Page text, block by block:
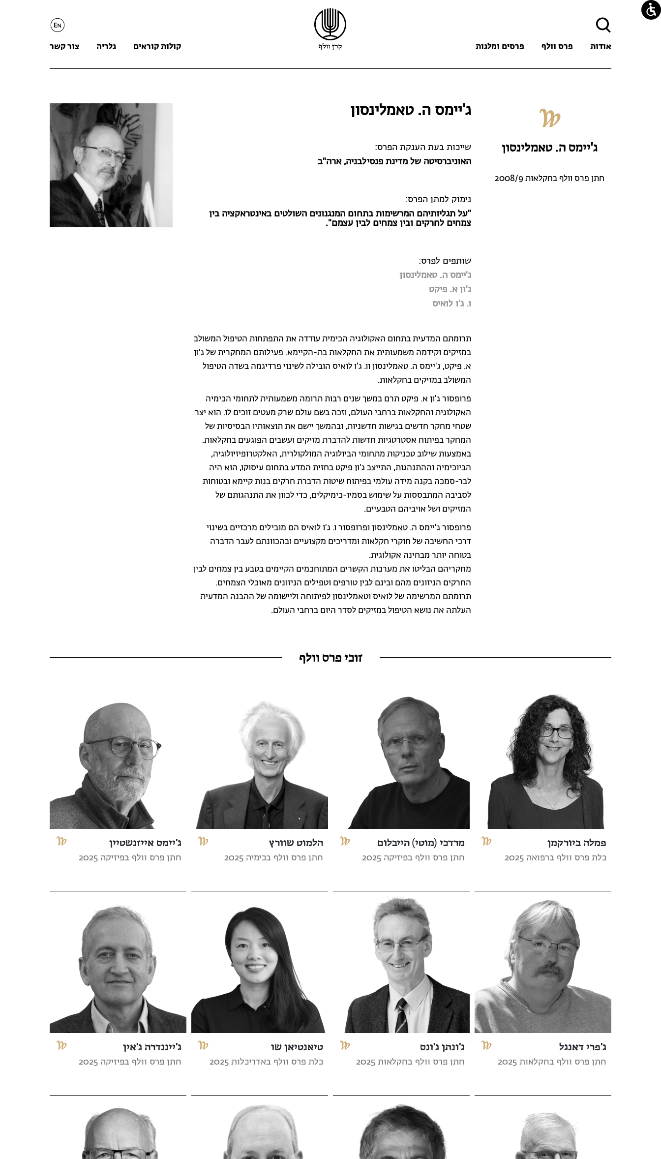
חיפוש: English
אודות פרס וולף פרסים ומלגות צור קשר גלריה קולות קוראים
ג'יימס ה. טאמלינסון
חתן פרס וולף בחקלאות 2008/9
ג'יימס ה. טאמלינסון
שייכות בעת הענקת הפרס:
האוניברסיטה של מדינת פנסילבניה,ארה"ב
נימוק למתן הפרס:
"על תגליותיהם המרשימות בתחום המנגנונים השולטים באינטראקציה בין
צמחים לחרקים ובין צמחים לבין עצמם".
שותפים לפרס:
ג'יימס ה. טאמלינסון
ג'ון א. פיקט
ו. ג'ו לואיס
תרומתם המדעית בתחום האקולוגיה הכימית עודדה את התפתחות הטיפול המשולב
במזיקים וקידמה משמעותית את החקלאות בת-הקיימא. פעילותם המחקרית של ג'ון
א. פיקט, ג'יימס ה. טאמלינסון וו. ג'ו לואיס הובילה לשינוי פרדיגמה בשדה הטיפול
המשולב במזיקים בחקלאות.
פרופסור ג'ון א. פיקט תרם במשך שנים רבות תרומה משמעותית לתחומי הכימיה
האקולוגית והחקלאות ברחבי העולם, וזכה בשם עולם שרק מעטים זוכים לו. הוא יצר
שטחי מחקר חדשים בגישות חדשניות, ובהמשך יישם את תוצאותיו הבסיסיות של
המחקר בפיתוח אסטרטגיות חדשות להדברת מזיקים ועשבים הפוגעים בחקלאות.
באמצעות שילוב טכניקות מתחומי הביולוגיה המולקולרית, האלקטרופיזיולוגיה,
הביוכימיה וההתנהגות, התייצב ג'ון פיקט בחזית המדע בתחום עיסוקו, הוא היה
לבר-סמכה בקנה מידה עולמי בפיתוח שיטות הדברת חרקים בנות קיימא ובטוחות
לסביבה המתבססות על שימוש בסמיו-כימיקלים, כדי לכוון את התנהגותם של
המזיקים ושל אויביהם הטבעיים.
פרופסור ג'יימס ה. טאמלינסון ופרופסור ו. ג'ו לואיס הם מובילים מרכזיים בשינוי
דרכי החשיבה של חוקרי חקלאות ומדריכים מקצועיים ובהכוונתם לעבר הדברה
בטוחה יותר מבחינה אקולוגית.
מחקריהם הבליטו את מערכות הקשרים המתוחכמים הקיימים בטבע בין צמחים לבין
החרקים הניזונים מהם ובינם לבין טורפים וטפילים הניזונים מאוכלי הצמחים.
תרומתם המרשימה של לואיס וטאמלינסון לפיתוחה וליישומה של ההבנה המדעית
העלתה את נושא הטיפול במזיקים לסדר היום ברחבי העולם.
זוכי פרס וולף
פמלה ביורקמן
כלת פרס וולף ברפואה 2025
מרדכי (מוטי) הייבלום
חתן פרס וולף בפיזיקה 2025
הלמוט שוורץ
חתן פרס וולף בכימיה 2025
ג'יימס אייזנשטיין
חתן פרס וולף בפיזיקה 2025
ג'פרי דאנגל
חתן פרס וולף בחקלאות 2025
ג'ונתן ג'ונס
חתן פרס וולף בחקלאות 2025
טיאנטיאן שו
כלת פרס וולף באדריכלות 2025
ג'ייננדרה ג'אין
חתן פרס וולף בפיזיקה 2025